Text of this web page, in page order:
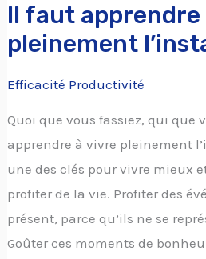
Il faut apprendre
pleinement
Efficacité Productivité
Quoi que vous fassiez, qui que
apprendre à vivre pleinement
une des clés pour vivre mieux
profiter de la vie. Profiter des
présent, parce qu’ils ne se
Goûter ces moments de